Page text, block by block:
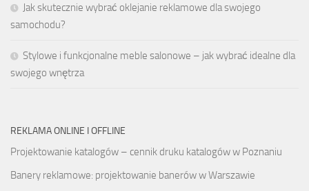
Jak skutecznie wybrać oklejanie reklamowe dla swojego
samochodu?
Stylowe i funkcjonalne meble salonowe – jak wybrać idealne dla
swojego wnętrza
REKLAMA ONLINE I OFFLINE
Projektowanie katalogów – cennik druku katalogów w Poznaniu
Banery reklamowe: projektowanie banerów w Warszawie